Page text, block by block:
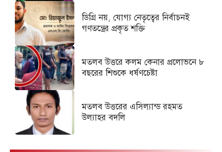
ডিগ্রি নয়, যোগ্য নেতৃত্বের নির্বাচনই
গণতন্ত্রের প্রকৃত শক্তি
মতলব উত্তরে কলম কেনার প্রলোভনে ৮
বছরের শিশুকে ধর্ষণচেষ্টা
মতলব উত্তরের এসিল্যান্ড রহমত
উল্যাহর বদলি